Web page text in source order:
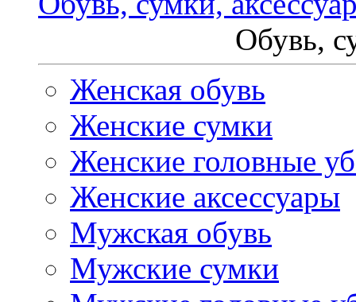
Обувь,
Женская обувь
Женские сумки
Женские головные
Женские аксессуары
Мужская обувь
Мужские сумки